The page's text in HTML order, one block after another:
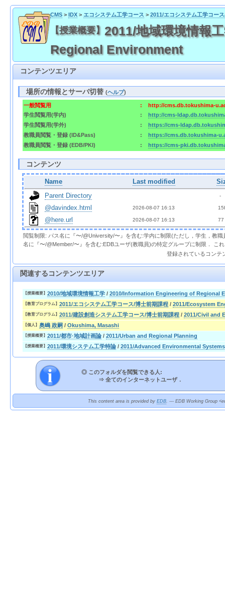
CMS> IDX> エコシステム工学コース > 2011/エコシステム工学コー
【授業概要】 2011/地域環境情報
Regional Environment
コンテンツエリア
場所の情報とサーバ切替(ヘルプ)
一般閲覧用 :
http://cms.db.tokushima-
学生閲覧用(学内)
:
http://cms-
学生閲覧用(学外)
:
https://cms-
教職員閲覧・登録 (ID&Pass)
:
https://cms.db.tokushima-
教職員閲覧・登録 (EDB/PKI)
: https://cms-
コンテンツ
Name Last modified
Parent Directory
  -
@davindex.html 2026-08-07 16:13
@here.url 2026-08-07 16:13 77
閲覧制限: パス名に『〜/@University/〜』を含む:学内に制限(ただし，学生，教
名に『〜/@Member/〜』を含む:EDBユーザ(教職員)の特定グループに制限． こ
登録されているコンテ
関連するコンテンツエリア
【授業概要】 2010/地域環境情報工学 / 2010/Information Engineering of Regional
【教育プログラム】 2011/エコシステム工学コース/博士前期課程 / 2011/Ecosystem
【教育プログラム】 2011/建設創造システム工学コース/博士前期課程 / 2011/Civil and
【個人】 奥嶋 政嗣 / Okushima, Masashi
【授業概要】 2011/都市·地域計画論 / 2011/Urban and Regional Planning
【授業概要】 2011/環境システム工学特論 / 2011/Advanced Environmental
◎ このフォルダを閲覧できる人:
⇒ 全てのインターネットユーザ．
This content area is provided by EDB. --- EDB Working Group